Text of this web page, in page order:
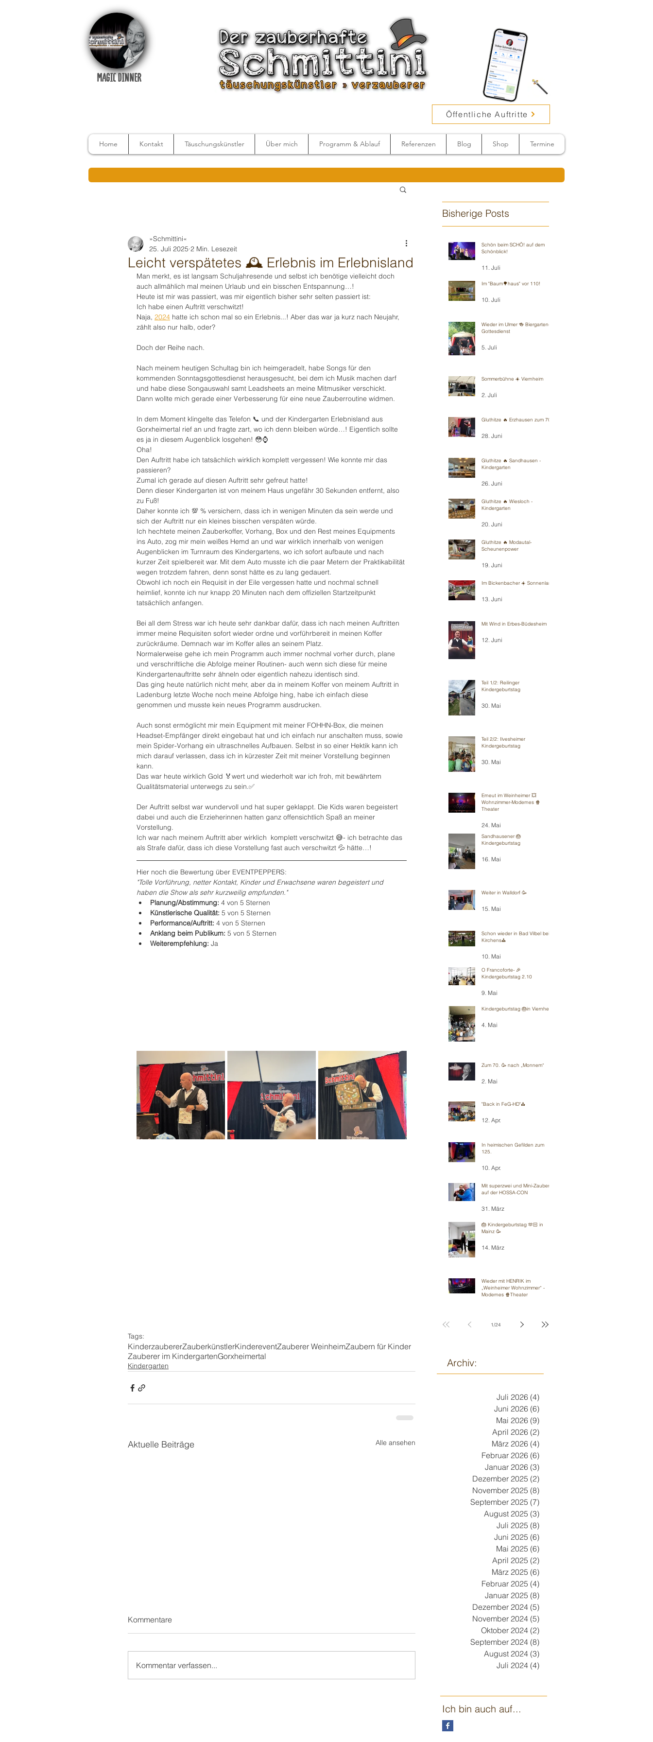
MAGIC DINNER
Öffentliche Auftritte
Home Kontakt Täuschungskünstler Über mich Programm & Ablauf Referenzen Blog Shop Termine
Leicht verspätetes 🕰️ Erlebnis im Erlebnisland
»Schmittini«
25. Juli 2025 2 Min. Lesezeit
Man merkt, es ist langsam Schuljahresende und selbst ich benötige vielleicht doch
auch allmählich mal meinen Urlaub und ein bisschen Entspannung…!
Heute ist mir was passiert, was mir eigentlich bisher sehr selten passiert ist:
Ich habe einen Auftritt verschwitzt!
Naja, 2024 hatte ich schon mal so ein Erlebnis...! Aber das war ja kurz nach Neujahr,
zählt also nur halb, oder?
Doch der Reihe nach.
Nach meinem heutigen Schultag bin ich heimgeradelt, habe Songs für den
kommenden Sonntagsgottesdienst herausgesucht, bei dem ich Musik machen darf
und habe diese Songauswahl samt Leadsheets an meine Mitmusiker verschickt.
Dann wollte mich gerade einer Verbesserung für eine neue Zauberroutine widmen.
In dem Moment klingelte das Telefon 📞 und der Kindergarten Erlebnisland aus
Gorxheimertal rief an und fragte zart, wo ich denn bleiben würde…! Eigentlich sollte
es ja in diesem Augenblick losgehen! 😳⌚️
Oha!
Den Auftritt habe ich tatsächlich wirklich komplett vergessen! Wie konnte mir das
passieren?
Zumal ich gerade auf diesen Auftritt sehr gefreut hatte!
Denn dieser Kindergarten ist von meinem Haus ungefähr 30 Sekunden entfernt, also
zu Fuß!
Daher konnte ich 💯 % versichern, dass ich in wenigen Minuten da sein werde und
sich der Auftritt nur ein kleines bisschen verspäten würde.
Ich hechtete meinen Zauberkoffer, Vorhang, Box und den Rest meines Equipments
ins Auto, zog mir mein weißes Hemd an und war wirklich innerhalb von wenigen
Augenblicken im Turnraum des Kindergartens, wo ich sofort aufbaute und nach
kurzer Zeit spielbereit war. Mit dem Auto musste ich die paar Metern der Praktikabilität
wegen trotzdem fahren, denn sonst hätte es zu lang gedauert.
Obwohl ich noch ein Requisit in der Eile vergessen hatte und nochmal schnell
heimlief, konnte ich nur knapp 20 Minuten nach dem offiziellen Startzeitpunkt
tatsächlich anfangen.
Bei all dem Stress war ich heute sehr dankbar dafür, dass ich nach meinen Auftritten
immer meine Requisiten sofort wieder ordne und vorführbereit in meinen Koffer
zurückräume. Demnach war im Koffer alles an seinem Platz.
Normalerweise gehe ich mein Programm auch immer nochmal vorher durch, plane
und verschriftliche die Abfolge meiner Routinen- auch wenn sich diese für meine
Kindergartenauftritte sehr ähneln oder eigentlich nahezu identisch sind.
Das ging heute natürlich nicht mehr, aber da in meinem Koffer von meinem Auftritt in
Ladenburg letzte Woche noch meine Abfolge hing, habe ich einfach diese
genommen und musste kein neues Programm ausdrucken.
Auch sonst ermöglicht mir mein Equipment mit meiner FOHHN-Box, die meinen
Headset-Empfänger direkt eingebaut hat und ich einfach nur anschalten muss, sowie
mein Spider-Vorhang ein ultraschnelles Aufbauen. Selbst in so einer Hektik kann ich
mich darauf verlassen, dass ich in kürzester Zeit mit meiner Vorstellung beginnen
kann.
Das war heute wirklich Gold 🏅wert und wiederholt war ich froh, mit bewährtem
Qualitätsmaterial unterwegs zu sein.✅
Der Auftritt selbst war wundervoll und hat super geklappt. Die Kids waren begeistert
dabei und auch die Erzieherinnen hatten ganz offensichtlich Spaß an meiner
Vorstellung.
Ich war nach meinem Auftritt aber wirklich  komplett verschwitzt 😅- ich betrachte das
als Strafe dafür, dass ich diese Vorstellung fast auch verschwitzt 💦 hätte…!
Hier noch die Bewertung über EVENTPEPPERS:
"Tolle Vorführung, netter Kontakt, Kinder und Erwachsene waren begeistert und
haben die Show als sehr kurzweilig empfunden."
Planung/Abstimmung: 4 von 5 Sternen
Künstlerische Qualität: 5 von 5 Sternen
Performance/Auftritt: 4 von 5 Sternen
Anklang beim Publikum: 5 von 5 Sternen
Weiterempfehlung: Ja
Tags:
KinderzaubererZauberkünstlerKindereventZauberer WeinheimZaubern für Kinder
Zauberer im KindergartenGorxheimertal
Kindergarten
Aktuelle Beiträge Alle ansehen
Kommentare
Kommentar verfassen...
Bisherige Posts
Schön beim SCHÖ! auf dem
Schönblick!
11. Juli
Im "Baum🌳haus" vor 110!
10. Juli
Wieder im Ulmer 🍻 Biergarten-
Gottesdienst
5. Juli
Sommerbühne ☀️ Viernheim
2. Juli
Gluthitze 🔥 Erzhausen zum 70.
28. Juni
Gluthitze 🔥 Sandhausen -
Kindergarten
26. Juni
Gluthitze 🔥 Wiesloch -
Kindergarten
20. Juni
Gluthitze 🔥 Modautal-
Scheunenpower
19. Juni
Im Bickenbacher ☀️ Sonnenland
13. Juni
Mit Wind in Erbes-Büdesheim
12. Juni
Teil 1/2: Reilinger
Kindergeburtstag
30. Mai
Teil 2/2: Ilvesheimer
Kindergeburtstag
30. Mai
Erneut im Weinheimer 💥
Wohnzimmer-Modernes 🍿
Theater
24. Mai
Sandhausener 🎂
Kindergeburtstag
16. Mai
Weiter in Walldorf 🥳
15. Mai
Schon wieder in Bad Vilbel bei
Kirchens⛪️
10. Mai
O Francoforte- 🎉
Kindergeburtstag 2.10
9. Mai
Kindergeburtstag 🎂in Viernheim
4. Mai
Zum 70. 🥳 nach „Monnem“
2. Mai
"Back in FeG-HD"⛪️
12. Apr.
In heimischen Gefilden zum
125.
10. Apr.
Mit superzwei und Mini-Zauberei
auf der HOSSA-CON
31. März
🎂 Kindergeburtstag 🫶🏻 in
Mainz 🥳
14. März
Wieder mit HENRIK im
„Weinheimer Wohnzimmer“ -
Modernes 🍿Theater
1/24
Archiv:
Juli 2026 (4)
Juni 2026 (6)
Mai 2026 (9)
April 2026 (2)
März 2026 (4)
Februar 2026 (6)
Januar 2026 (3)
Dezember 2025 (2)
November 2025 (8)
September 2025 (7)
August 2025 (3)
Juli 2025 (8)
Juni 2025 (6)
Mai 2025 (6)
April 2025 (2)
März 2025 (6)
Februar 2025 (4)
Januar 2025 (8)
Dezember 2024 (5)
November 2024 (5)
Oktober 2024 (2)
September 2024 (8)
August 2024 (3)
Juli 2024 (4)
Ich bin auch auf...